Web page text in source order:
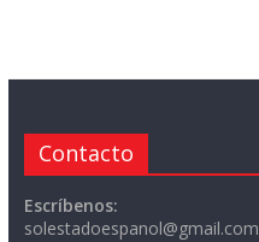
Contacto
Escríbenos:
solestadoespanol@gmail.com